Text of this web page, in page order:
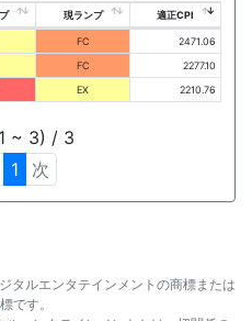
現ランプ 適正CPI
FC
2471.06
FC
2277.10
EX 2210.76
~ 3) / 3
1 次
タルエンタテインメントの商標または
です。